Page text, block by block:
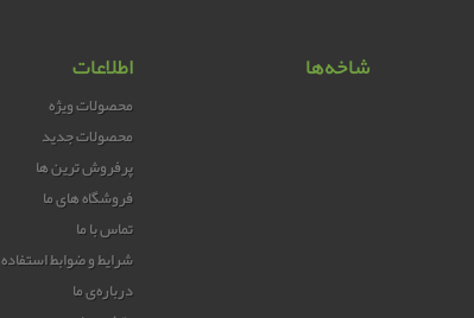
شاخه‌ها اطلاعات
محصولات ویژه
محصولات جدید
پرفروش ترین‌ ها
فروشگاه های ما
تماس با ما
شرایط و ضوابط استفاده
درباره‌ی ما